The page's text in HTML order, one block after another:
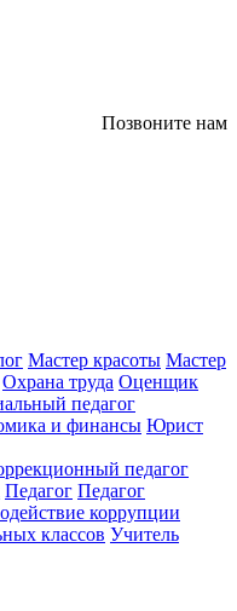
Позвоните нам
Мастер красоты Мастер
Охрана труда Оценщик
педагог
и финансы Юрист
педагог
Педагог Педагог
коррупции
классов Учитель